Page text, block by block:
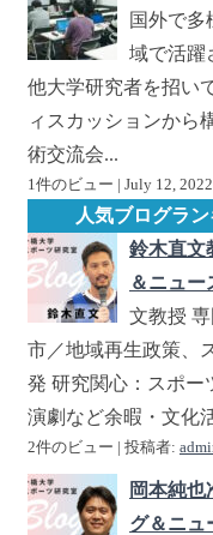
国外で多
域で活躍
他大学研究者を招い
ィスカッションから
術交流会...
1件のビュー July 12,
人気ブログラ
鈴木直文
＆ニュー
文教授
市／地域再生政策、
発 研究関心：スポー
演劇など余暇・文化
2件のビュー 投稿者:
岡本純也
グ＆ニュ